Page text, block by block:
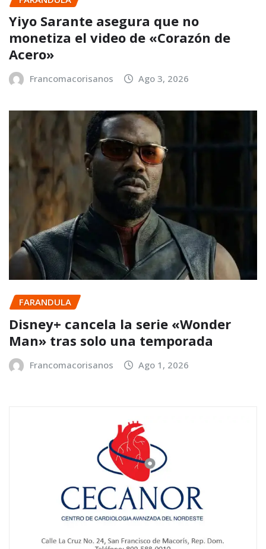
Yiyo Sarante asegura que no
monetiza el video de «Corazón de
Acero»
Francomacorisanos Ago 3, 2026
FARANDULA
Disney+ cancela la serie «Wonder
Man» tras solo una temporada
Francomacorisanos Ago 1, 2026